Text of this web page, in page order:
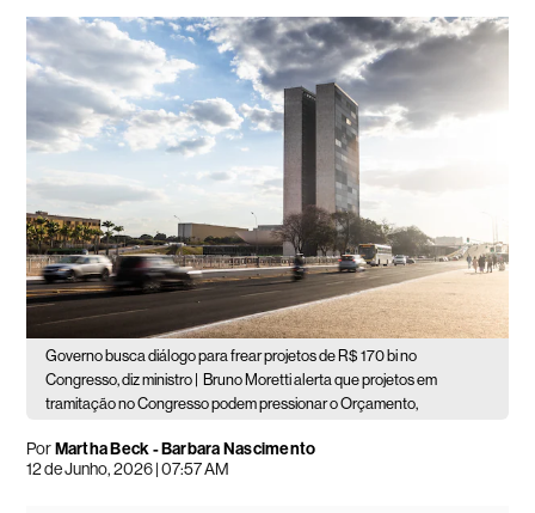
Governo busca diálogo para frear projetos de R$ 170 bi no
Congresso, diz ministro |
Bruno Moretti alerta que projetos em
tramitação no Congresso podem pressionar o Orçamento,
PorMartha Beck - Barbara Nascimento
12 de Junho, 2026 | 07:57 AM